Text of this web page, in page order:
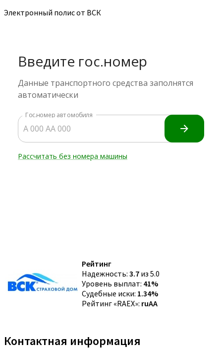
Электронный полис от ВСК
Рейтинг
Надежность: 3.7 из 5.0
Уровень выплат: 41%
Судебные иски: 1.34%
Рейтинг «RAEX»: ruAA
Контактная информация